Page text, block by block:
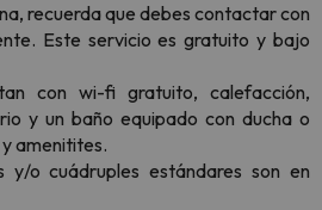
recuerda que debes contactar con
Este servicio es gratuito y bajo
con wi-fi gratuito, calefacción,
y un baño equipado con ducha o
amenitites.
y/o cuádruples estándares son en